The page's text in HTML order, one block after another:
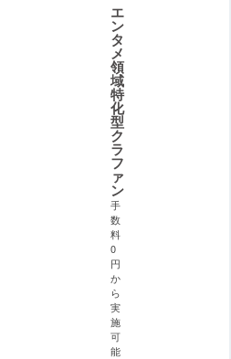
エ
ン
タ
メ
領
域
特
化
型
ク
ラ
フ
ァ
ン
手
数
料
0
円
か
ら
実
施
可
能